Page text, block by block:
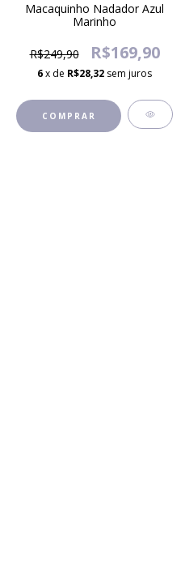
Macaquinho Nadador Azul
Marinho
R$249,90 R$169,90
6x de R$28,32 sem juros
COMPRAR